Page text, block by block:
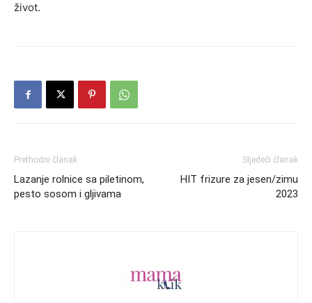
život.
Prethodni članak
Lazanje rolnice sa piletinom,
pesto sosom i gljivama
Sljedeći članak
HIT frizure za jesen/zimu
2023